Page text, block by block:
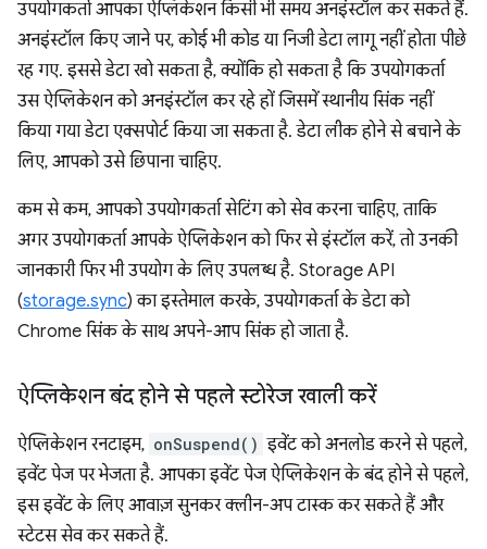
उपयोगकर्ता आपका ऐप्लिकेशन किसी भी समय अनइंस्टॉल कर सकते हैं.
अनइंस्टॉल किए जाने पर, कोई भी कोड या निजी डेटा लागू नहीं होता पीछे
रह गए. इससे डेटा खो सकता है, क्योंकि हो सकता है कि उपयोगकर्ता
उस ऐप्लिकेशन को अनइंस्टॉल कर रहे हों जिसमें स्थानीय सिंक नहीं
किया गया डेटा एक्सपोर्ट किया जा सकता है. डेटा लीक होने से बचाने के
लिए, आपको उसे छिपाना चाहिए.
कम से कम, आपको उपयोगकर्ता सेटिंग को सेव करना चाहिए, ताकि
अगर उपयोगकर्ता आपके ऐप्लिकेशन को फिर से इंस्टॉल करें, तो उनकी
जानकारी फिर भी उपयोग के लिए उपलब्ध है. Storage API
(storage.sync) का इस्तेमाल करके, उपयोगकर्ता के डेटा को
Chrome सिंक के साथ अपने-आप सिंक हो जाता है.
ऐप्लिकेशन बंद होने से पहले स्टोरेज खाली करें
ऐप्लिकेशन रनटाइम, onSuspend() इवेंट को अनलोड करने से पहले,
इवेंट पेज पर भेजता है. आपका इवेंट पेज ऐप्लिकेशन के बंद होने से पहले,
इस इवेंट के लिए आवाज़ सुनकर क्लीन-अप टास्क कर सकते हैं और
स्टेटस सेव कर सकते हैं.